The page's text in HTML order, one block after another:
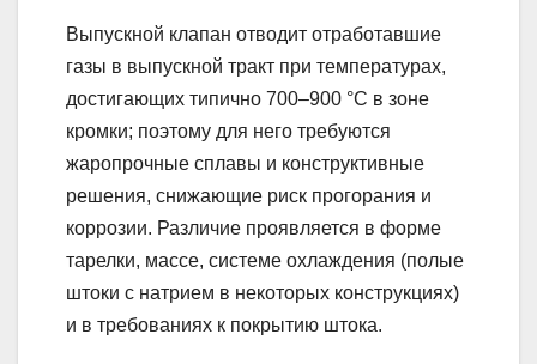
Выпускной клапан отводит отработавшие
газы в выпускной тракт при температурах,
достигающих типично 700–900 °C в зоне
кромки; поэтому для него требуются
жаропрочные сплавы и конструктивные
решения, снижающие риск прогорания и
коррозии. Различие проявляется в форме
тарелки, массе, системе охлаждения (полые
штоки с натрием в некоторых конструкциях)
и в требованиях к покрытию штока.